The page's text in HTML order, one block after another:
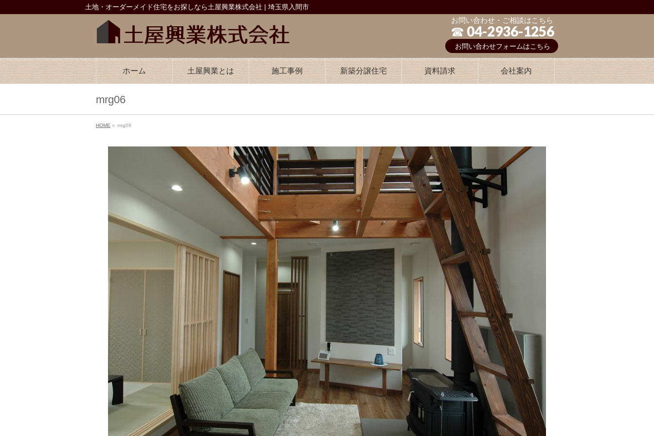
土地・オーダーメイド住宅をお探しなら土屋興業株式会社 | 埼玉県入間市
お問い合わせ・ご相談はこちら
☎︎ 04-2936-1256
お問い合わせフォームはこちら
ホーム 土屋興業とは 施工事例 新築分譲住宅 資料請求 会社案内
mrg06
HOME » mrg06